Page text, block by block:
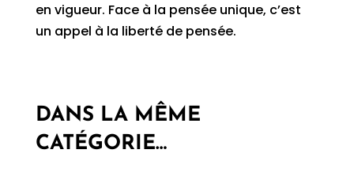
en vigueur. Face à la pensée unique, c’est
un appel à la liberté de pensée.
DANS LA MÊME
CATÉGORIE…